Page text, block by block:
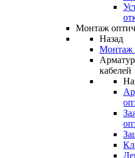
Монтаж
Назад
Монтаж
кабелей